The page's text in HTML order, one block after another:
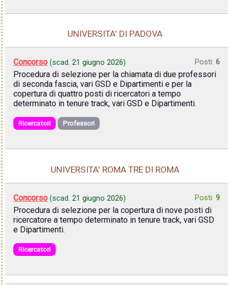
UNIVERSITA' DI PADOVA
Concorso (scad. 21 giugno 2026) Posti: 6
Procedura di selezione per la chiamata di due professori
di seconda fascia, vari GSD e Dipartimenti e per la
copertura di quattro posti di ricercatori a tempo
determinato in tenure track, vari GSD e Dipartimenti.
Ricercatori Professori
UNIVERSITA' ROMA TRE DI ROMA
Concorso (scad. 21 giugno 2026) Posti: 9
Procedura di selezione per la copertura di nove posti di
ricercatore a tempo determinato in tenure track, vari GSD
e Dipartimenti.
Ricercatori